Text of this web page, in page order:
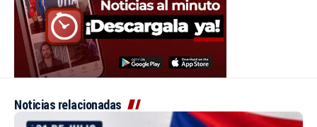
Noticias relacionadas